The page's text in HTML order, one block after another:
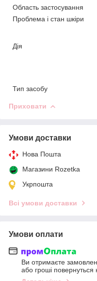
Область застосування
Проблема і стан шкіри
Дія
Тип засобу
Приховати
Умови доставки
Нова Пошта
Магазини Rozetka
Укрпошта
Всі умови доставки
Умови оплати
Ви отримаєте
або гроші повернуться